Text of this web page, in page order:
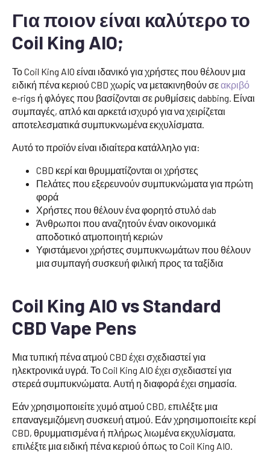
Για ποιον είναι καλύτερο το
Coil King AIO;
Το Coil King AIO είναι ιδανικό για χρήστες που θέλουν μια
ειδική πένα κεριού CBD χωρίς να μετακινηθούν σεακριβό
e-rigs ή φλόγες που βασίζονται σε ρυθμίσεις dabbing. Είναι
συμπαγές, απλό και αρκετά ισχυρό για να χειρίζεται
αποτελεσματικά συμπυκνωμένα εκχυλίσματα.
Αυτό το προϊόν είναι ιδιαίτερα κατάλληλο για:
CBD κερί και θρυμματίζονται οι χρήστες
Πελάτες που εξερευνούν συμπυκνώματα για πρώτη
φορά
Χρήστες που θέλουν ένα φορητό στυλό dab
Άνθρωποι που αναζητούν έναν οικονομικά
αποδοτικό ατμοποιητή κεριών
Υφιστάμενοι χρήστες συμπυκνωμάτων που θέλουν
μια συμπαγή συσκευή φιλική προς τα ταξίδια
Coil King AIO vs Standard
CBD Vape Pens
Μια τυπική πένα ατμού CBD έχει σχεδιαστεί για
ηλεκτρονικά υγρά. Το Coil King AIO έχει σχεδιαστεί για
στερεά συμπυκνώματα. Αυτή η διαφορά έχει σημασία.
Εάν χρησιμοποιείτε χυμό ατμού CBD, επιλέξτε μια
επαναγεμιζόμενη συσκευή ατμού. Εάν χρησιμοποιείτε κερί
CBD, θρυμματισμένα ή πλήρως λιωμένα εκχυλίσματα,
επιλέξτε μια ειδική πένα κεριού όπως το Coil King AIO.